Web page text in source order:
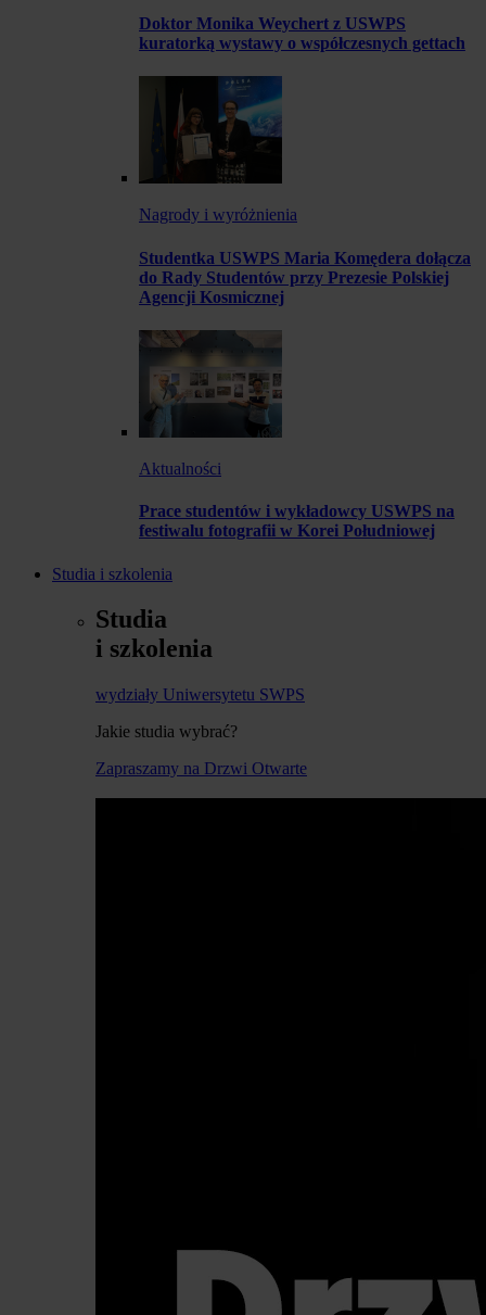
Doktor Monika Weychert z USWPS
kuratorką wystawy o współczesnych gettach
Nagrody i wyróżnienia
Studentka USWPS Maria Komędera dołącza
do Rady Studentów przy Prezesie Polskiej
Agencji Kosmicznej
Aktualności
Prace studentów i wykładowcy USWPS na
festiwalu fotografii w Korei Południowej
Studia i szkolenia
Studia
i szkolenia
wydziały Uniwersytetu SWPS
Jakie studia wybrać?
Zapraszamy na Drzwi Otwarte